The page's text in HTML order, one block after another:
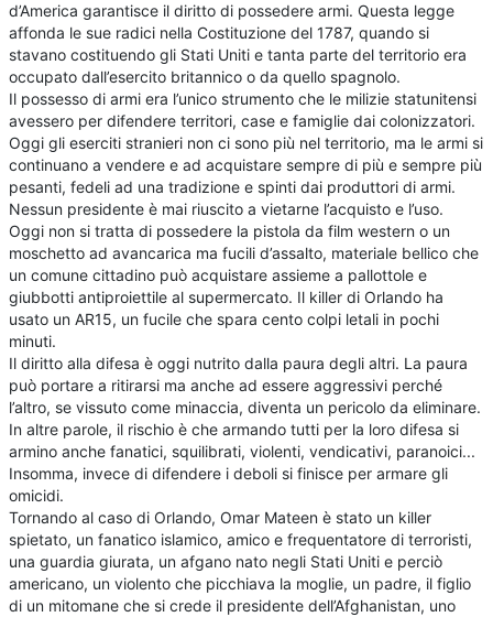
d’America garantisce il diritto di possedere armi. Questa legge
affonda le sue radici nella Costituzione del 1787, quando si
stavano costituendo gli Stati Uniti e tanta parte del territorio era
occupato dall’esercito britannico o da quello spagnolo.
Il possesso di armi era l’unico strumento che le milizie statunitensi
avessero per difendere territori, case e famiglie dai colonizzatori.
Oggi gli eserciti stranieri non ci sono più nel territorio, ma le armi si
continuano a vendere e ad acquistare sempre di più e sempre più
pesanti, fedeli ad una tradizione e spinti dai produttori di armi.
Nessun presidente è mai riuscito a vietarne l’acquisto e l’uso.
Oggi non si tratta di possedere la pistola da film western o un
moschetto ad avancarica ma fucili d’assalto, materiale bellico che
un comune cittadino può acquistare assieme a pallottole e
giubbotti antiproiettile al supermercato. Il killer di Orlando ha
usato un AR15, un fucile che spara cento colpi letali in pochi
minuti.
Il diritto alla difesa è oggi nutrito dalla paura degli altri. La paura
può portare a ritirarsi ma anche ad essere aggressivi perché
l’altro, se vissuto come minaccia, diventa un pericolo da eliminare.
In altre parole, il rischio è che armando tutti per la loro difesa si
armino anche fanatici, squilibrati, violenti, vendicativi, paranoici...
Insomma, invece di difendere i deboli si finisce per armare gli
omicidi.
Tornando al caso di Orlando, Omar Mateen è stato un killer
spietato, un fanatico islamico, amico e frequentatore di terroristi,
una guardia giurata, un afgano nato negli Stati Uniti e perciò
americano, un violento che picchiava la moglie, un padre, il figlio
di un mitomane che si crede il presidente dell’Afghanistan, uno